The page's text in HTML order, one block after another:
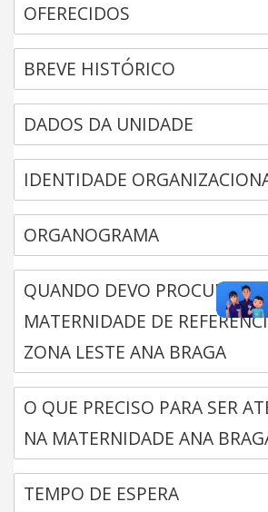
OFERECIDOS
BREVE HISTÓRICO
DADOS DA UNIDADE
IDENTIDADE
ORGANOGRAMA
QUANDO DEVO PROCURAR A
MATERNIDADE DE
ZONA LESTE ANA BRAGA
O QUE PRECISO PARA SER
NA MATERNIDADE ANA
TEMPO DE ESPERA